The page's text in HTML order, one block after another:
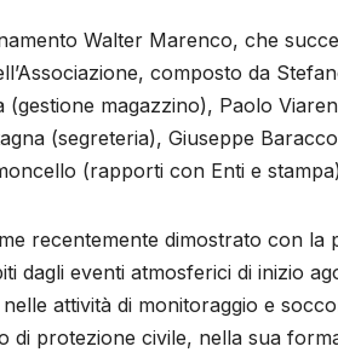
Walter Marenco, che
composto da
(gestione magazzino), Paolo
(segreteria), Giuseppe
(rapporti con Enti e
recentemente dimostrato con la
dagli eventi atmosferici di inizio
attività di monitoraggio e
di protezione civile, nella sua